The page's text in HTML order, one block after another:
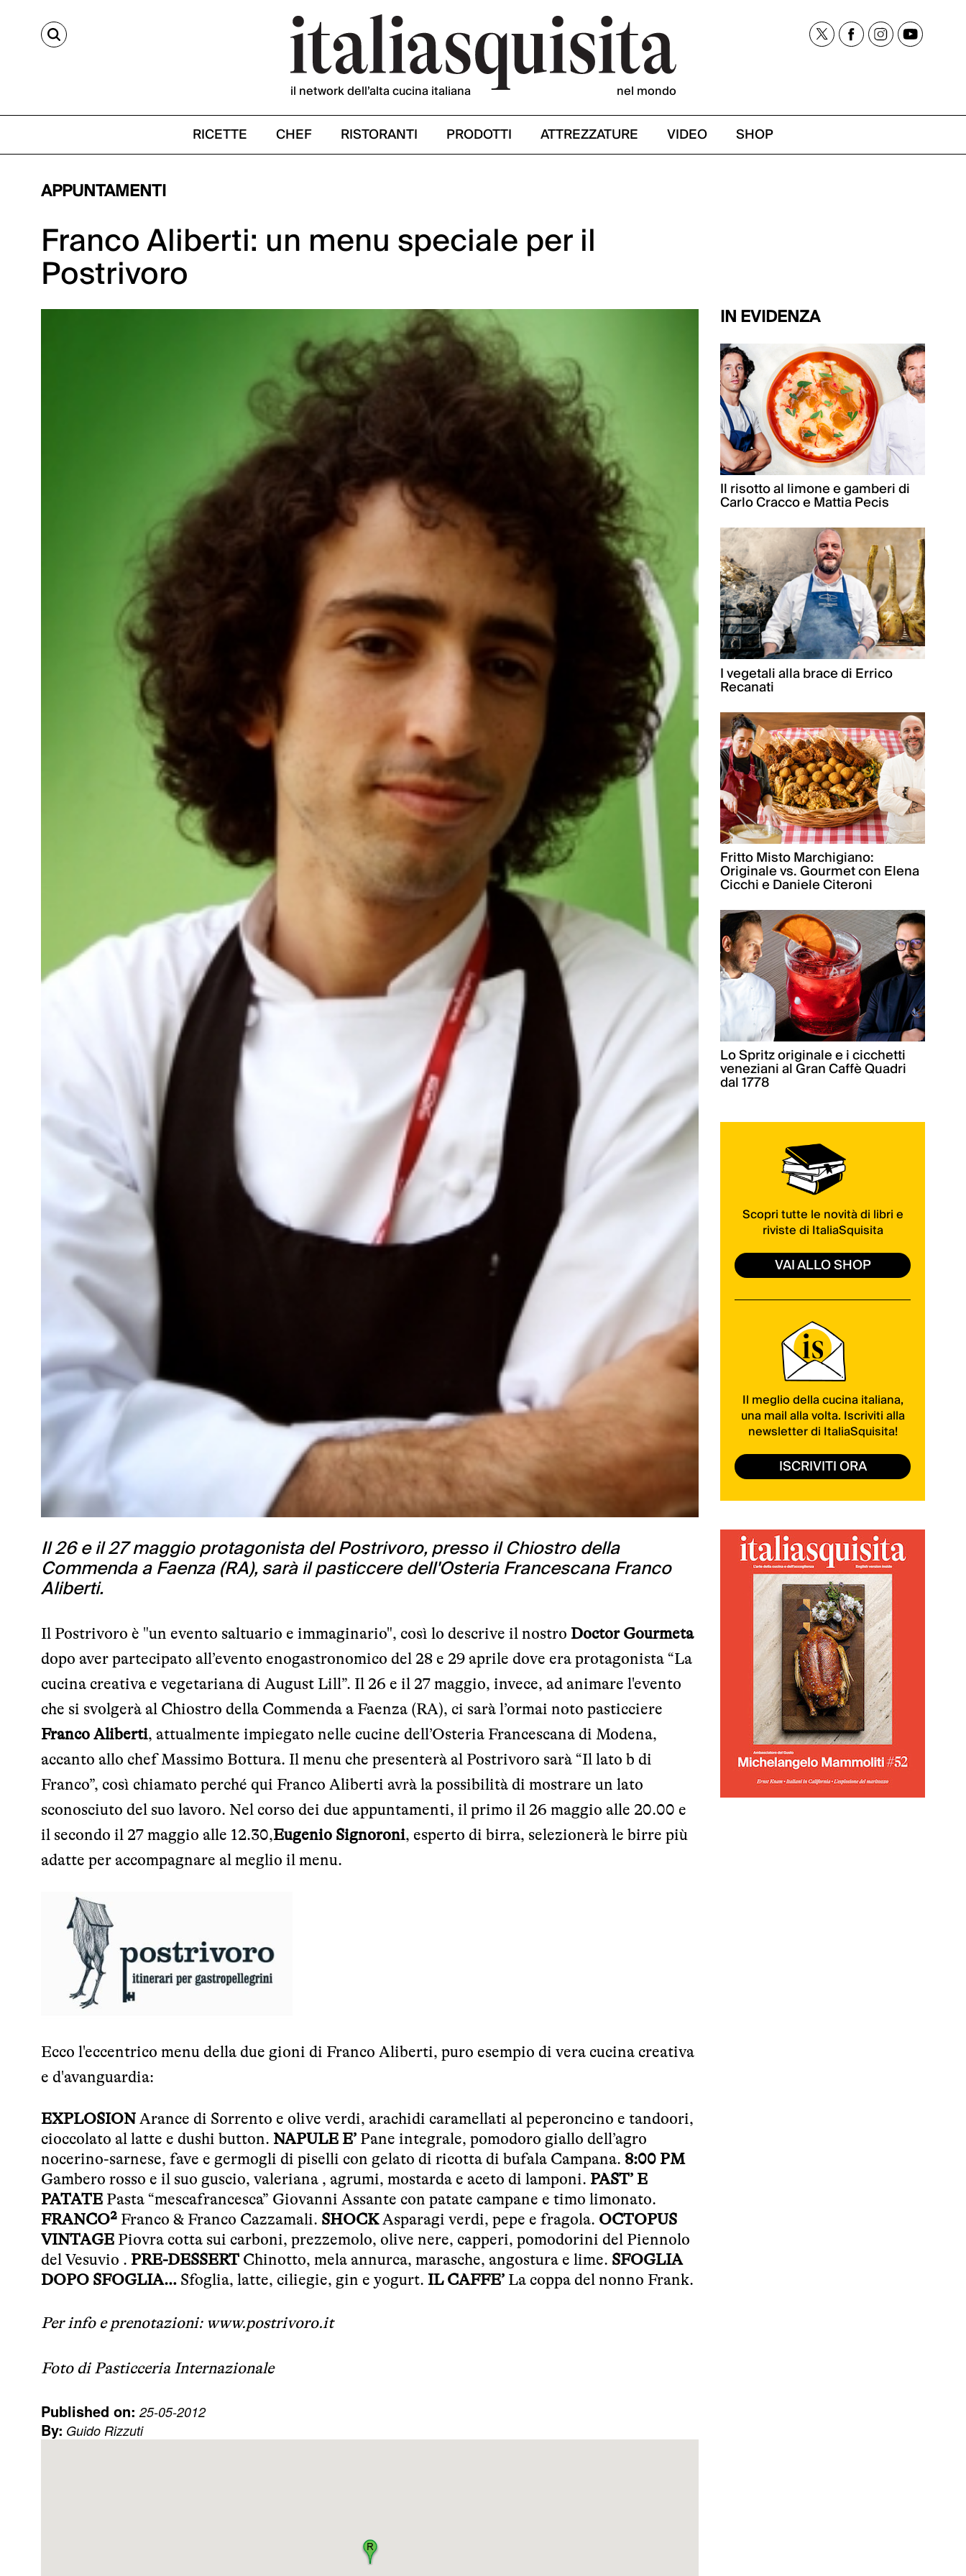
CERCA
il network dell’alta cucina italiana nel mondo
RICETTE CHEF RISTORANTI PRODOTTI ATTREZZATURE VIDEO SHOP
APPUNTAMENTI
Franco Aliberti: un menu speciale per il
Postrivoro
Il 26 e il 27 maggio protagonista del Postrivoro, presso il Chiostro della
Commenda a Faenza (RA), sarà il pasticcere dell'Osteria Francescana Franco
Aliberti.
Il Postrivoro è "un evento saltuario e immaginario", così lo descrive il nostro Doctor Gourmeta
dopo aver partecipato all’evento enogastronomico del 28 e 29 aprile dove era protagonista “La
cucina creativa e vegetariana di August Lill”. Il 26 e il 27 maggio, invece, ad animare l'evento
che si svolgerà al Chiostro della Commenda a Faenza (RA), ci sarà l’ormai noto pasticciere
Franco Aliberti, attualmente impiegato nelle cucine dell’Osteria Francescana di Modena,
accanto allo chef Massimo Bottura. Il menu che presenterà al Postrivoro sarà “Il lato b di
Franco”, così chiamato perché qui Franco Aliberti avrà la possibilità di mostrare un lato
sconosciuto del suo lavoro. Nel corso dei due appuntamenti, il primo il 26 maggio alle 20.00 e
il secondo il 27 maggio alle 12.30,Eugenio Signoroni, esperto di birra, selezionerà le birre più
adatte per accompagnare al meglio il menu.
Ecco l'eccentrico menu della due gioni di Franco Aliberti, puro esempio di vera cucina creativa
e d'avanguardia:
EXPLOSION Arance di Sorrento e olive verdi, arachidi caramellati al peperoncino e tandoori,
cioccolato al latte e dushi button. NAPULE E’ Pane integrale, pomodoro giallo dell’agro
nocerino-sarnese, fave e germogli di piselli con gelato di ricotta di bufala Campana. 8:00 PM
Gambero rosso e il suo guscio, valeriana , agrumi, mostarda e aceto di lamponi. PAST’ E
PATATE Pasta “mescafrancesca” Giovanni Assante con patate campane e timo limonato.
FRANCO² Franco & Franco Cazzamali. SHOCKAsparagi verdi, pepe e fragola. OCTOPUS
VINTAGE Piovra cotta sui carboni, prezzemolo, olive nere, capperi, pomodorini del Piennolo
del Vesuvio . PRE-DESSERT Chinotto, mela annurca, marasche, angostura e lime. SFOGLIA
DOPO SFOGLIA… Sfoglia, latte, ciliegie, gin e yogurt. IL CAFFE’ La coppa del nonno Frank.
Per info e prenotazioni: www.postrivoro.it
Foto di Pasticceria Internazionale
Published on: 25-05-2012
By: Guido Rizzuti
IN EVIDENZA
Il risotto al limone e gamberi di
Carlo Cracco e Mattia Pecis
I vegetali alla brace di Errico
Recanati
Fritto Misto Marchigiano:
Originale vs. Gourmet con Elena
Cicchi e Daniele Citeroni
Lo Spritz originale e i cicchetti
veneziani al Gran Caffè Quadri
dal 1778
Scopri tutte le novità di libri e
riviste di ItaliaSquisita
VAI ALLO SHOP
Il meglio della cucina italiana,
una mail alla volta. Iscriviti alla
newsletter di ItaliaSquisita!
ISCRIVITI ORA